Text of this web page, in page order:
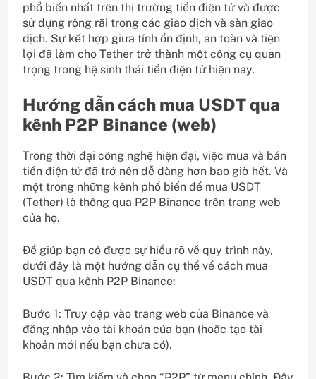
phổ biến nhất trên thị trường tiền điện tử và được
sử dụng rộng rãi trong các giao dịch và sàn giao
dịch. Sự kết hợp giữa tính ổn định, an toàn và tiện
lợi đã làm cho Tether trở thành một công cụ quan
trọng trong hệ sinh thái tiền điện tử hiện nay.
Hướng dẫn cách mua USDT qua
kênh P2P Binance (web)
Trong thời đại công nghệ hiện đại, việc mua và bán
tiền điện tử đã trở nên dễ dàng hơn bao giờ hết. Và
một trong những kênh phổ biến để mua USDT
(Tether) là thông qua P2P Binance trên trang web
của họ.
Để giúp bạn có được sự hiểu rõ về quy trình này,
dưới đây là một hướng dẫn cụ thể về cách mua
USDT qua kênh P2P Binance:
Bước 1: Truy cập vào trang web của Binance và
đăng nhập vào tài khoản của bạn (hoặc tạo tài
khoản mới nếu bạn chưa có).